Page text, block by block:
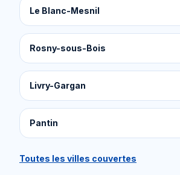
Le Blanc-Mesnil
Rosny-sous-Bois
Livry-Gargan
Pantin
Toutes les villes couvertes